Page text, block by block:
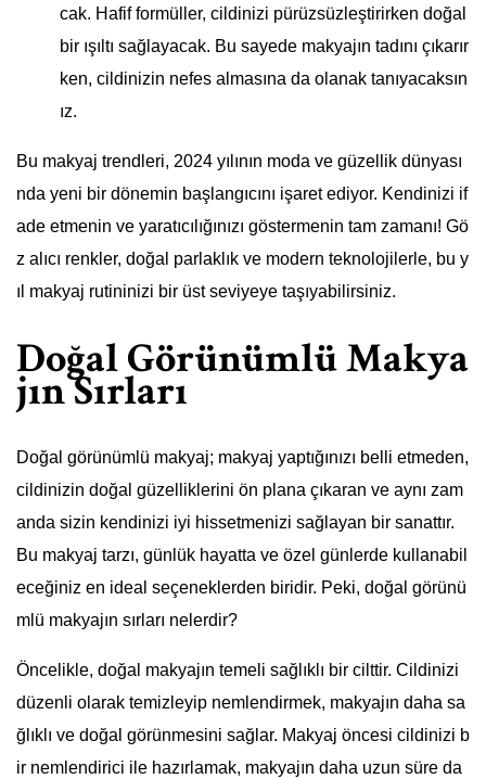
cak. Hafif formüller, cildinizi pürüzsüzleştirirken doğal
bir ışıltı sağlayacak. Bu sayede makyajın tadını çıkarır
ken, cildinizin nefes almasına da olanak tanıyacaksın
ız.
Bu makyaj trendleri, 2024 yılının moda ve güzellik dünyası
nda yeni bir dönemin başlangıcını işaret ediyor. Kendinizi if
ade etmenin ve yaratıcılığınızı göstermenin tam zamanı! Gö
z alıcı renkler, doğal parlaklık ve modern teknolojilerle, bu y
ıl makyaj rutininizi bir üst seviyeye taşıyabilirsiniz.
Doğal Görünümlü Makya
jın Sırları
Doğal görünümlü makyaj; makyaj yaptığınızı belli etmeden,
cildinizin doğal güzelliklerini ön plana çıkaran ve aynı zam
anda sizin kendinizi iyi hissetmenizi sağlayan bir sanattır.
Bu makyaj tarzı, günlük hayatta ve özel günlerde kullanabil
eceğiniz en ideal seçeneklerden biridir. Peki, doğal görünü
mlü makyajın sırları nelerdir?
Öncelikle, doğal makyajın temeli sağlıklı bir cilttir. Cildinizi
düzenli olarak temizleyip nemlendirmek, makyajın daha sa
ğlıklı ve doğal görünmesini sağlar. Makyaj öncesi cildinizi b
ir nemlendirici ile hazırlamak, makyajın daha uzun süre da